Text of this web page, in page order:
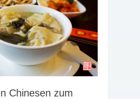
Chinesen zum